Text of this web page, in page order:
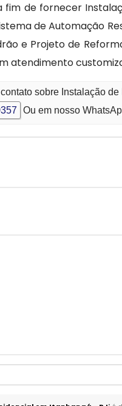
de fornecer
de Automação
e Projeto de
atendimento
sobre Instalação
Ou em nosso